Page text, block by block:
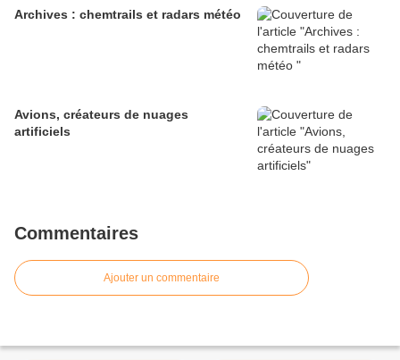
Archives : chemtrails et radars météo
Avions, créateurs de nuages
artificiels
Commentaires
Ajouter un commentaire